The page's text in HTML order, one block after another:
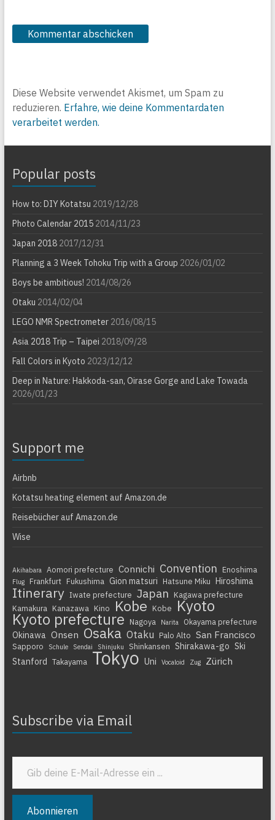
Diese Website verwendet Akismet, um Spam zu
reduzieren. Erfahre, wie deine Kommentardaten
verarbeitet werden.
Popular posts
How to: DIY Kotatsu 2019/12/28
Photo Calendar 20152014/11/23
Japan 20182017/12/31
Planning a 3 Week Tohoku Trip with a Group 2026/01/02
Boys be ambitious! 2014/08/26
Otaku 2014/02/04
LEGO NMR Spectrometer2016/08/15
Asia 2018 Trip – Taipei 2018/09/28
Fall Colors in Kyoto 2023/12/12
Deep in Nature: Hakkoda-san, Oirase Gorge and Lake Towada
2026/01/23
Support me
Airbnb
Kotatsu heating element auf Amazon.de
Reisebücher auf Amazon.de
Wise
Akihabara Aomori prefecture Connichi Convention Enoshima
Flug Frankfurt Fukushima Gion matsuri Hatsune Miku Hiroshima
Itinerary Iwate prefecture Japan
Kagawa prefecture
Kamakura
Kanazawa Kino Kobe Kobe Kyoto
Kyoto prefecture Nagoya Narita Okayama prefecture
Okinawa Onsen Osaka Otaku Palo Alto San Francisco
Sapporo Schule Sendai Shinjuku Shinkansen Shirakawa-go Ski
Stanford Takayama Tokyo Uni Vocaloid Zug Zürich
Subscribe via Email
Gib deine E-Mail-Adresse ein ...
Abonnieren